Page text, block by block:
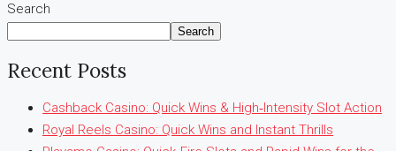
Search
Search
Recent Posts
Cashback Casino: Quick Wins & High‑Intensity Slot Action
Royal Reels Casino: Quick Wins and Instant Thrills